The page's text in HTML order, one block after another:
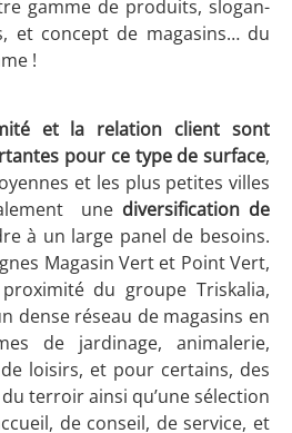
gamme de produits, slogan-
et concept de magasins… du
!
et la relation client sont
pour ce type de surface,
et les plus petites villes
une diversification de
à un large panel de besoins.
Magasin Vert et Point Vert,
du groupe Triskalia,
dense réseau de magasins en
de jardinage, animalerie,
loisirs, et pour certains, des
terroir ainsi qu’une sélection
de conseil, de service, et